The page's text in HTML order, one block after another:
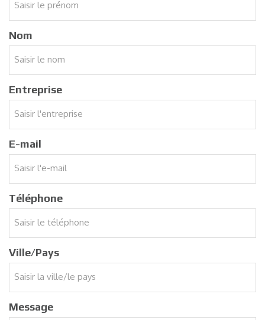
Nom
Entreprise
E-mail
Téléphone
Ville/Pays
Message